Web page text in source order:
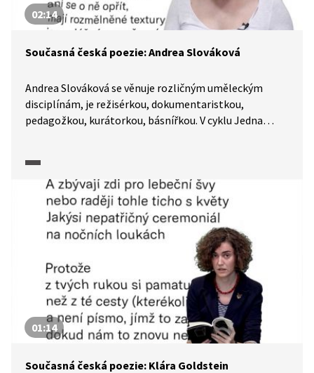
02:14
Současná česká poezie: Andrea Slováková
Andrea Slováková se věnuje rozličným uměleckým
disciplínám, je režisérkou, dokumentaristkou,
pedagožkou, kurátorkou, básnířkou. V cyklu Jedna
01:14
Současná česká poezie: Klára Goldstein